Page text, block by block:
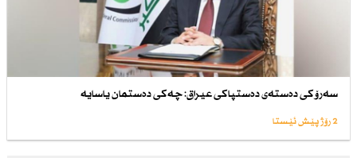
سەرۆكی دەستەی دەستپاكی عیراق: چەكی دەستمان یاسایە
2 رۆژ پێش ئێستا